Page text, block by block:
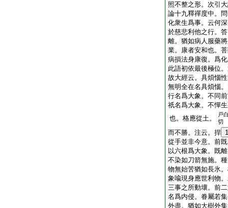
照不整之形。次引
論十九釋禪度中。
化衆生爲事。云何
於慈悲利他之行。
離。猶如病人服藥
業。康者安和也。
病損法身康復。爲
此語初依最後極位
故大經云。具煩惱
無明全在名具煩惱
行名爲大象。不同
祇名爲大象。不憚
也。格應從土。
戸
切
而不勝。注云。捍 1
從手並非今意。前
以六根爲大象。既
不染如刀箭無施。
物無始苦猶如長氷
象喩現身應世利物
三事之所動壞。前
名爲内侵。眷屬若
外盡。猶如大樹外